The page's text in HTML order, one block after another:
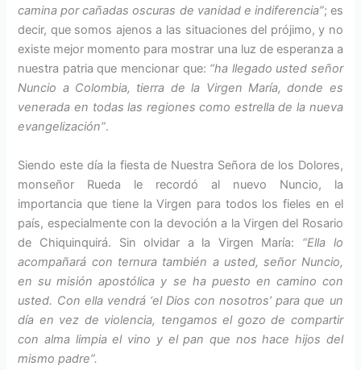
camina por cañadas oscuras de vanidad e indiferencia”; es
decir, que somos ajenos a las situaciones del próji­mo, y no
existe mejor momento para mostrar una luz de esperanza a
nuestra patria que men­cionar que: “ha llega­do usted señor
Nuncio a Colombia, tierra de la Virgen María, donde es
venerada en todas las regiones como es­trella de la nueva
evan­gelización”.
Siendo este día la fiesta de Nuestra Señora de los Dolores,
monseñor Rueda le recordó al nuevo Nuncio, la
importancia que tiene la Virgen para todos los fieles en el
país, es­pecialmente con la devoción a la Virgen del Rosario
de Chiquinqui­rá. Sin olvidar a la Virgen María: “Ella lo
acompañará con ternura también a usted, señor Nuncio,
en su misión apostólica y se ha pues­to en camino con
usted. Con ella vendrá ‘el Dios con nosotros’ para que un
día en vez de violencia, ten­gamos el gozo de compartir
con alma limpia el vino y el pan que nos hace hijos del
mismo padre”.